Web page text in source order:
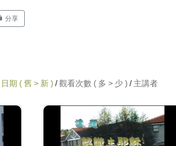
分享
日期 ( 舊 > 新 )/觀看次數 ( 多 > 少 )/ 主講者